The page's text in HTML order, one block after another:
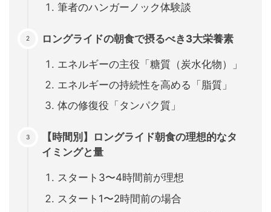
筆者のハンガーノック体験談
ロングライドの朝食で摂るべき3大栄養素
エネルギーの主役「糖質（炭水化物）」
エネルギーの持続性を高める「脂質」
体の修復役「タンパク質」
【時間別】ロングライド朝食の理想的なタ
イミングと量
スタート3〜4時間前が理想
スタート1〜2時間前の場合